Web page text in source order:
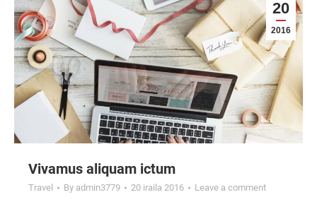
20
2016
Vivamus aliquam ictum
Travel By admin3779 20 iraila 2016 Leave a comment